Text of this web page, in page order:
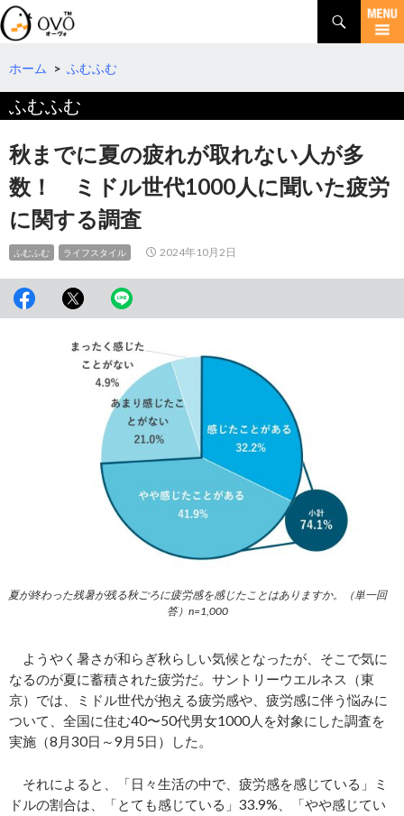
検
索
コ
テ
へ
移
動
ホーム > ふむふむ
ふむふむ
秋までに夏の疲れが取れない人が多
数！ ミドル世代1000人に聞いた疲労
に関する調査
ふむふむ ライフスタイル 2024年10月2日
夏が終わった残暑が残る秋ごろに疲労感を感じたことはありますか。（単一回
答）n=1,000
ようやく暑さが和らぎ秋らしい気候となったが、そこで気に
なるのが夏に蓄積された疲労だ。サントリーウエルネス（東
京）では、ミドル世代が抱える疲労感や、疲労感に伴う悩みに
ついて、全国に住む40〜50代男女1000人を対象にした調査を
実施（8月30日～9月5日）した。
それによると、「日々生活の中で、疲労感を感じている」ミ
ドルの割合は、「とても感じている」33.9%、「やや感じてい